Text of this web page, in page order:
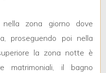
zona giorno dove
proseguendo poi nella
la zona notte è
matrimoniali, il bagno